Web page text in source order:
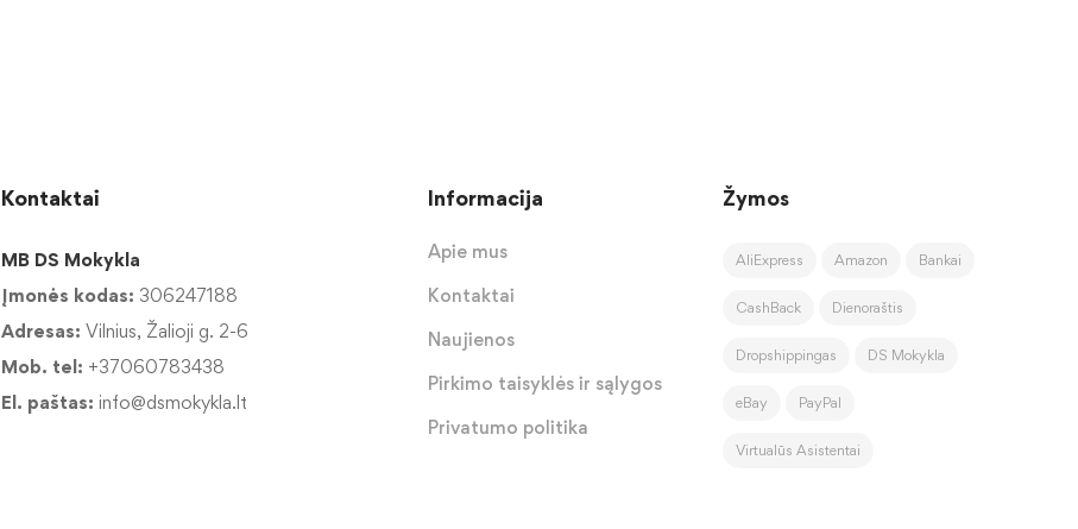
Kontaktai
MB DS Mokykla
Įmonės kodas: 306247188
Adresas: Vilnius, Žalioji g. 2-6
Mob. tel: +37060783438
El. paštas: info@dsmokykla.lt
Informacija
Apie mus
Kontaktai
Naujienos
Pirkimo taisyklės ir sąlygos
Privatumo politika
Žymos
AliExpress Amazon Bankai
CashBack Dienoraštis
Dropshippingas DS Mokykla
eBay PayPal
Virtualūs Asistentai